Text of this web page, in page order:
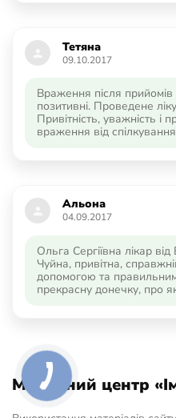
Враження після прийомів
позитивні. Проведене
Привітність, уважність і
враження від
09.10.2017
Тетяна
Ольга Сергіївна лікар
Чуйна, привітна,
допомогою та
прекрасну донечку, про
04.09.2017
Альона
Медичний центр